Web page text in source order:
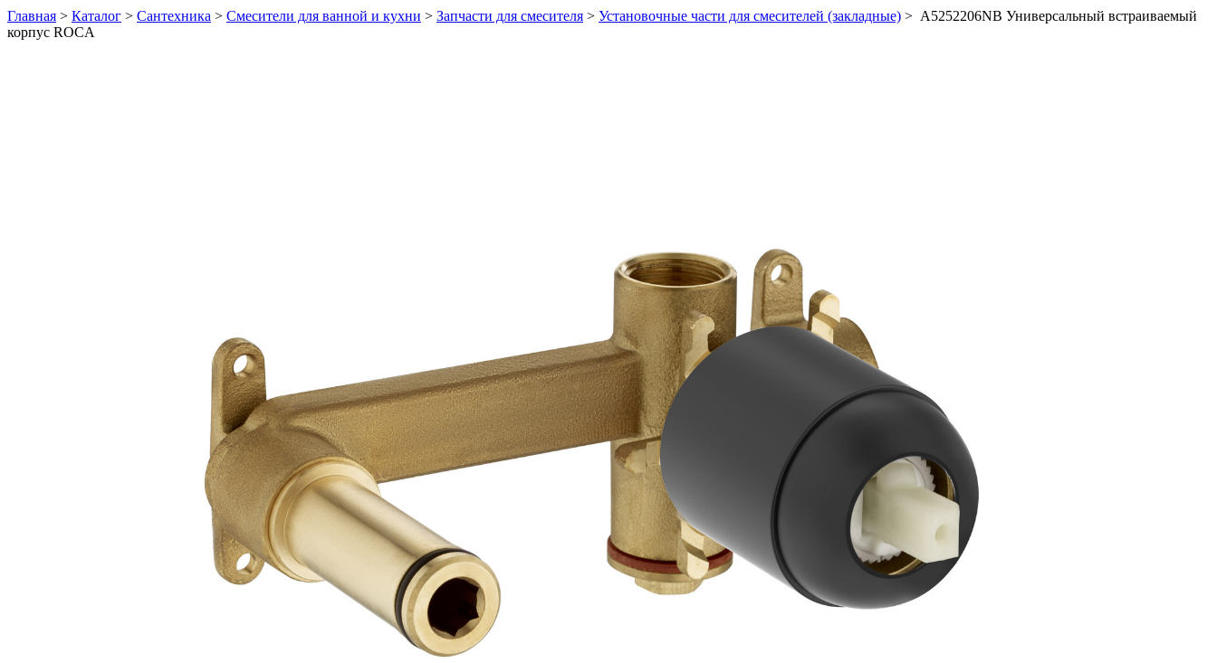
Главная > Каталог > Сантехника > Смесители для ванной и кухни > Запчасти для смесителя > Установочные части для смесителей (закладные) > A5252206NB Универсальный встраиваемый
корпус ROCA